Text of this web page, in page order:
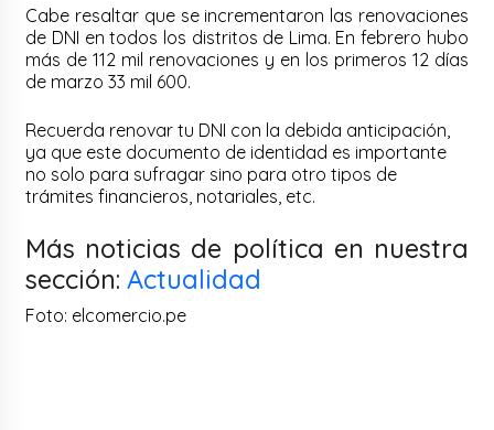
Cabe resaltar que se incrementaron las renovaciones
de DNI en todos los distritos de Lima. En febrero hubo
más de 112 mil renovaciones y en los primeros 12 días
de marzo 33 mil 600.
Recuerda renovar tu DNI con la debida anticipación,
ya que este documento de identidad es importante
no solo para sufragar sino para otro tipos de
trámites financieros, notariales, etc.
Más noticias de política en nuestra
sección:Actualidad
Foto: elcomercio.pe